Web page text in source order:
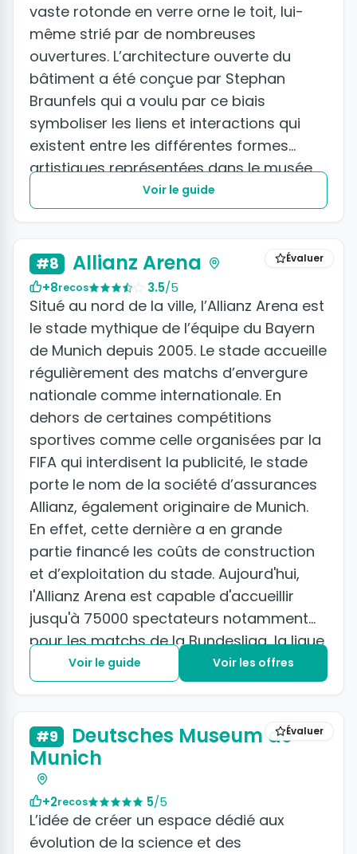
vaste rotonde en verre orne le toit, lui-
même strié par de nombreuses
ouvertures. L’architecture ouverte du
bâtiment a été conçue par Stephan
Braunfels qui a voulu par ce biais
symboliser les liens et interactions qui
existent entre les différentes formes
artistiques représentées dans le musée.
Voir le guide
Évaluer
#8 Allianz Arena
+8recos 3.5/5
Situé au nord de la ville, l’Allianz Arena est
le stade mythique de l’équipe du Bayern
de Munich depuis 2005. Le stade accueille
régulièrement des matchs d’envergure
nationale comme internationale. En
dehors de certaines compétitions
sportives comme celle organisées par la
FIFA qui interdisent la publicité, le stade
porte le nom de la société d’assurances
Allianz, également originaire de Munich.
En effet, cette dernière a en grande
partie financé les coûts de construction
et d’exploitation du stade. Aujourd'hui,
l'Allianz Arena est capable d'accueillir
jusqu'à 75000 spectateurs notamment
pour les matchs de la Bundesliga, la ligue
de football allemande.
Voir le guide Voir les offres
Évaluer
#9
Deutsches Museum de
Munich
+2recos 5/5
L’idée de créer un espace dédié aux
évolution de la science et des